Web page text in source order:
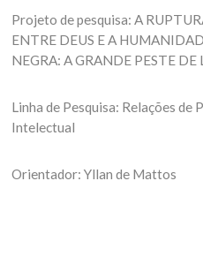
Projeto de pesquisa: A
ENTRE DEUS E A
NEGRA: A GRANDE PESTE DE
Linha de Pesquisa: Relações de
Intelectual
Orientador: Yllan de Mattos